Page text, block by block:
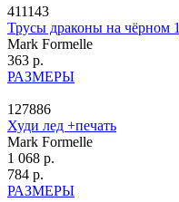
411143
Трусы драконы на чёрном 1
Mark Formelle
363 р.
РАЗМЕРЫ
127886
Худи лед +печать
Mark Formelle
1 068 р.
784 р.
РАЗМЕРЫ